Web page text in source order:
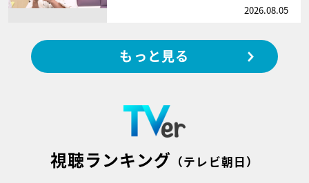
2026.08.05
もっと見る
視聴ランキング （テレビ朝日）